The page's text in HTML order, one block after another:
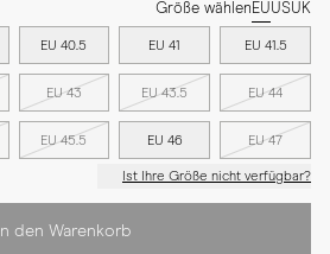
Größe wählenEUUSUK
EU 40.5 EU 41 EU 41.5
EU 43 EU 43.5 EU 44
EU 45.5 EU 46 EU 47
Ist Ihre Größe nicht verfügbar?
In den Warenkorb